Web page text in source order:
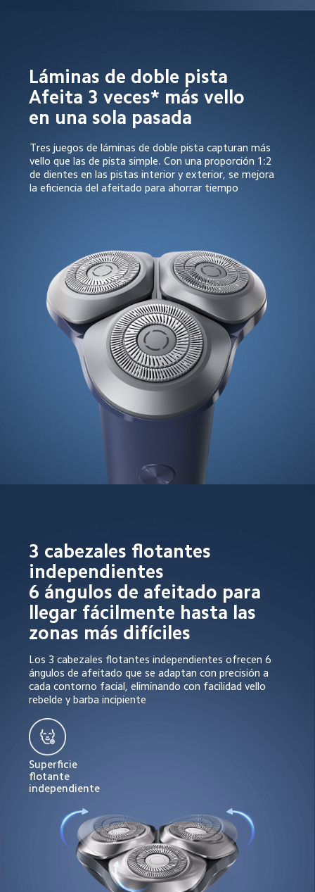
Láminas de doble pista
Afeita 3 veces* más vello
en una sola pasada
Tres juegos de láminas de doble pista capturan más
vello que las de pista simple. Con una proporción 1:2
de dientes en las pistas interior y exterior, se mejora
la eficiencia del afeitado para ahorrar tiempo
3 cabezales flotantes
independientes
6 ángulos de afeitado para
llegar fácilmente hasta las
zonas más difíciles
Los 3 cabezales flotantes independientes ofrecen 6
ángulos de afeitado que se adaptan con precisión a
cada contorno facial, eliminando con facilidad vello
rebelde y barba incipiente
Superficie
flotante
independiente